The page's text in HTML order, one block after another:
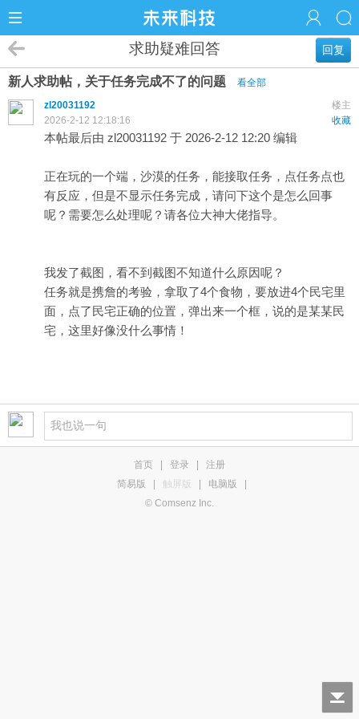
回复
求助疑难回答
新人求助帖，关于任务完成不了的问题
看全部
楼主
zl20031192
收藏
2026-2-12 12:18:16
本帖最后由 zl20031192 于 2026-2-12 12:20 编辑
正在玩的一个端，沙漠的任务，能接取任务，点任务点也
有反应，但是不显示任务完成，请问下这个是怎么回事
呢？需要怎么处理呢？请各位大神大佬指导。
我发了截图，看不到截图不知道什么原因呢？
任务就是携詹的考验，拿取了4个食物，要放进4个民宅里
面，点了民宅正确的位置，弹出来一个框，说的是某某民
宅，这里好像没什么事情！
首页 登录
注册
简易版
触屏版 电脑版
© Comsenz Inc.